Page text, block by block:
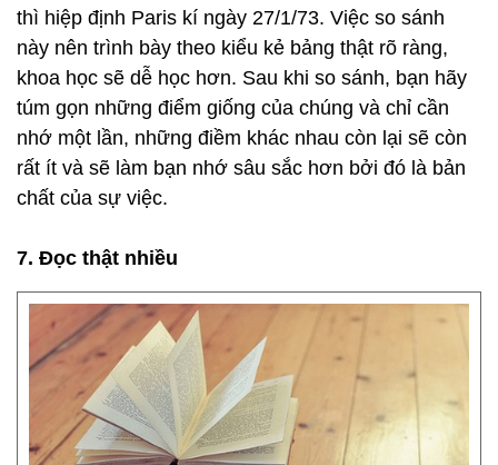
thì hiệp định Paris kí ngày 27/1/73. Việc so sánh
này nên trình bày theo kiểu kẻ bảng thật rõ ràng,
khoa học sẽ dễ học hơn. Sau khi so sánh, bạn hãy
túm gọn những điểm giống của chúng và chỉ cần
nhớ một lần, những điềm khác nhau còn lại sẽ còn
rất ít và sẽ làm bạn nhớ sâu sắc hơn bởi đó là bản
chất của sự việc.
7. Đọc thật nhiều